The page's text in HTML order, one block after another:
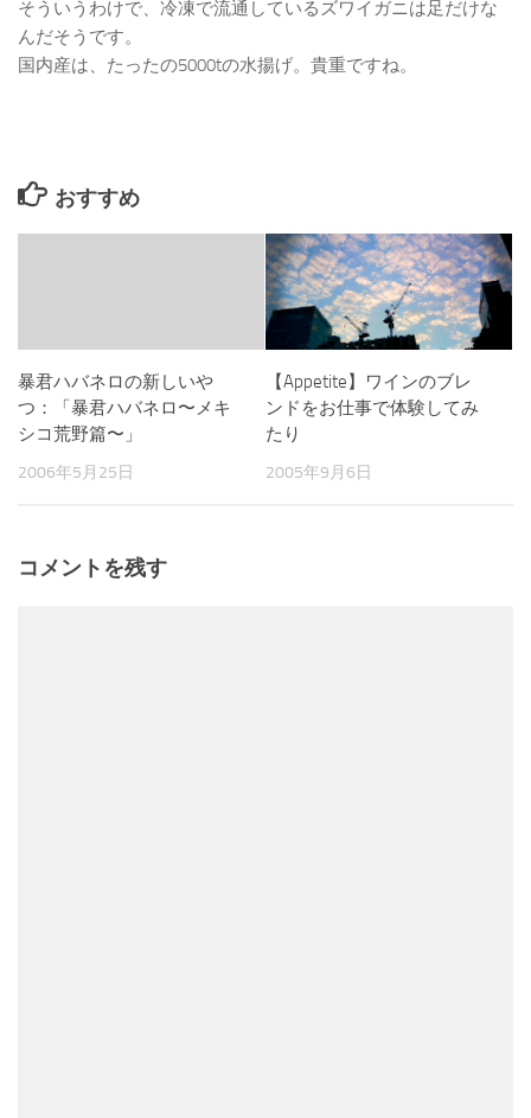
そういうわけで、冷凍で流通しているズワイガニは足だけな
んだそうです。
国内産は、たったの5000tの水揚げ。貴重ですね。
おすすめ
暴君ハバネロの新しいや
つ：「暴君ハバネロ〜メキ
シコ荒野篇〜」
2006年5月25日
【Appetite】ワインのブレ
ンドをお仕事で体験してみ
たり
2005年9月6日
コメントを残す